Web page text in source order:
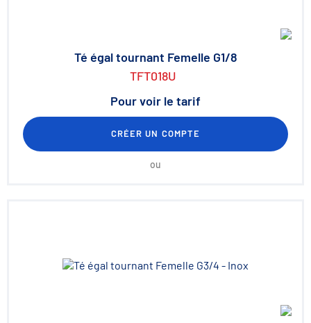
Té égal tournant Femelle G1/8
TFT018U
Pour voir le tarif
CRÉER UN COMPTE
ou